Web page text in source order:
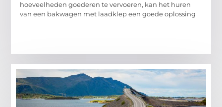
hoeveelheden goederen te vervoeren, kan het huren
van een bakwagen met laadklep een goede oplossing